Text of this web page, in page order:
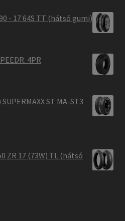
- 17 64S TT (hátsó gumi)
4PR
ST MA-ST3
ZR 17 (73W) TL (hátsó